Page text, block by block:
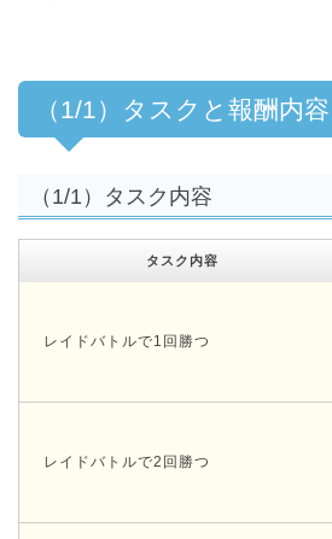
（1/1）タスクと報酬内容
（1/1）タスク内容
タスク内容
レイドバトルで1回勝つ
レイドバトルで2回勝つ